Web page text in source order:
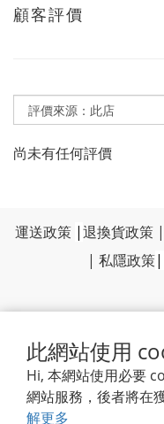
此網站使用
Hi, 本網站使用必要
網站服務，後者將在
解更多
顧客評價
尚未有任何評價
運送政策 |退換貨政策|
| 私隱政策|